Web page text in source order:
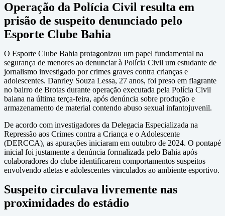
Operação da Polícia Civil resulta em
prisão de suspeito denunciado pelo
Esporte Clube Bahia
O Esporte Clube Bahia protagonizou um papel fundamental na
segurança de menores ao denunciar à Polícia Civil um estudante de
jornalismo investigado por crimes graves contra crianças e
adolescentes. Danrley Souza Lessa, 27 anos, foi preso em flagrante
no bairro de Brotas durante operação executada pela Polícia Civil
baiana na última terça-feira, após denúncia sobre produção e
armazenamento de material contendo abuso sexual infantojuvenil.
De acordo com investigadores da Delegacia Especializada na
Repressão aos Crimes contra a Criança e o Adolescente
(DERCCA), as apurações iniciaram em outubro de 2024. O pontapé
inicial foi justamente a denúncia formalizada pelo Bahia após
colaboradores do clube identificarem comportamentos suspeitos
envolvendo atletas e adolescentes vinculados ao ambiente esportivo.
Suspeito circulava livremente nas
proximidades do estádio